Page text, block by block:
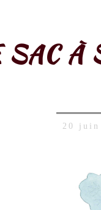
SAC À
20 juin